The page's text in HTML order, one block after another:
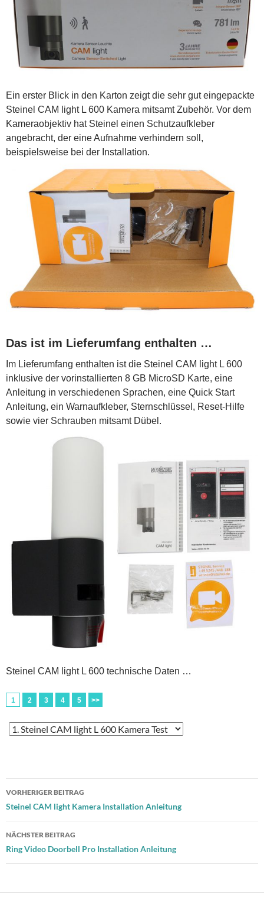
Ein erster Blick in den Karton zeigt die sehr gut eingepackte
Steinel CAM light L 600 Kamera mitsamt Zubehör. Vor dem
Kameraobjektiv hat Steinel einen Schutzaufkleber
angebracht, der eine Aufnahme verhindern soll,
beispielsweise bei der Installation.
Das ist im Lieferumfang enthalten …
Im Lieferumfang enthalten ist die Steinel CAM light L 600
inklusive der vorinstallierten 8 GB MicroSD Karte, eine
Anleitung in verschiedenen Sprachen, eine Quick Start
Anleitung, ein Warnaufkleber, Sternschlüssel, Reset-Hilfe
sowie vier Schrauben mitsamt Dübel.
Steinel CAM light L 600 technische Daten …
1 2 3 4 5 >>
Beitragsnavigation
VORHERIGER BEITRAG
Steinel CAM light Kamera Installation Anleitung
NÄCHSTER BEITRAG
Ring Video Doorbell Pro Installation Anleitung